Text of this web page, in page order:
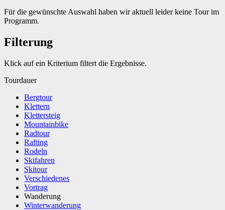
Für die gewünschte Auswahl haben wir aktuell leider keine Tour im
Programm.
Filterung
Klick auf ein Kriterium filtert die Ergebnisse.
Tourdauer
Bergtour
Klettern
Klettersteig
Mountainbike
Radtour
Rafting
Rodeln
Skifahren
Skitour
Verschiedenes
Vortrag
Wanderung
Winterwanderung